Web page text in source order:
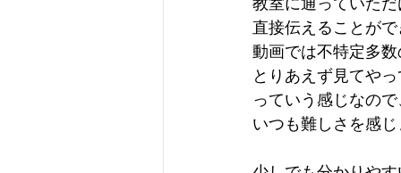
教室に通っていた
直接伝えることが
動画では不特定多
とりあえず見てや
っていう感じなの
いつも難しさを感